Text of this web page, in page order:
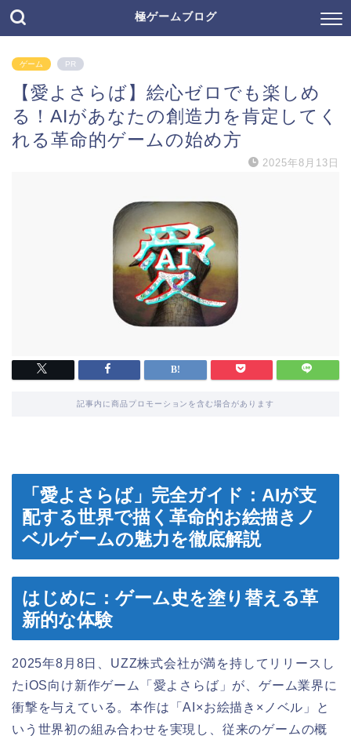
極ゲームブログ
ゲーム PR
【愛よさらば】絵心ゼロでも楽しめ
る！AIがあなたの創造力を肯定してく
れる革命的ゲームの始め方
2025年8月13日
記事内に商品プロモーションを含む場合があります
「愛よさらば」完全ガイド：AIが支
配する世界で描く革命的お絵描きノ
ベルゲームの魅力を徹底解説
はじめに：ゲーム史を塗り替える革
新的な体験
2025年8月8日、UZZ株式会社が満を持してリリースし
たiOS向け新作ゲーム「愛よさらば」が、ゲーム業界に
衝撃を与えている。本作は「AI×お絵描き×ノベル」と
いう世界初の組み合わせを実現し、従来のゲームの概